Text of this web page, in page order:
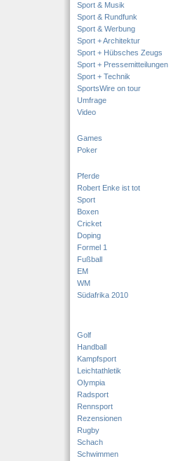
Sport & Musik
Sport & Rundfunk
Sport & Werbung
Sport + Architektur
Sport + Hübsches Zeugs
Sport + Pressemitteilungen
Sport + Technik
SportsWire on tour
Umfrage
Video
Games
Poker
Pferde
Robert Enke ist tot
Sport
Boxen
Cricket
Doping
Formel 1
Fußball
EM
WM
Südafrika 2010
Golf
Handball
Kampfsport
Leichtathletik
Olympia
Radsport
Rennsport
Rezensionen
Rugby
Schach
Schwimmen